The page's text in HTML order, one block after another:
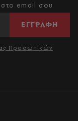
στο email σου
ΕΓΓΡΑΦΗ
Προσωπικών